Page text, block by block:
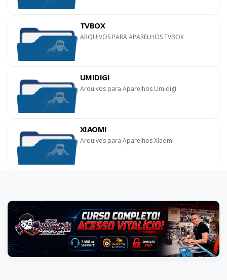
TVBOX
ARQUIVOS PARA APARELHOS TVBOX
UMIDIGI
Arquivos para Aparelhos Umidigi
XIAOMI
Arquivos para Aparelhos Xiaomi